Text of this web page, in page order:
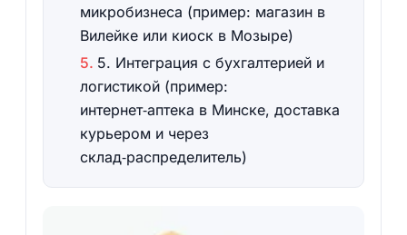
микробизнеса (пример: магазин в
Вилейке или киоск в Мозыре)
5. Интеграция с бухгалтерией и
логистикой (пример:
интернет‑аптека в Минске, доставка
курьером и через
склад‑распределитель)